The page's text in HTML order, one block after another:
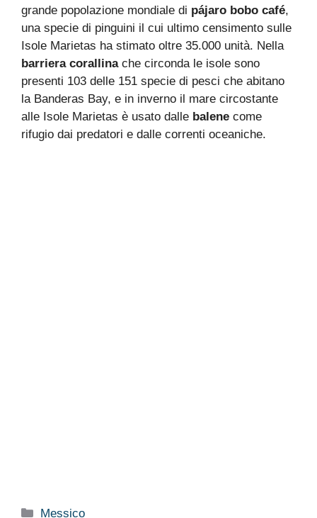
grande popolazione mondiale di pájaro bobo café,
una specie di pinguini il cui ultimo censimento sulle
Isole Marietas ha stimato oltre 35.000 unità. Nella
barriera corallinache circonda le isole sono
presenti 103 delle 151 specie di pesci che abitano
la Banderas Bay, e in inverno il mare circostante
alle Isole Marietas è usato dalle balene come
rifugio dai predatori e dalle correnti oceaniche.
Categorie
Messico